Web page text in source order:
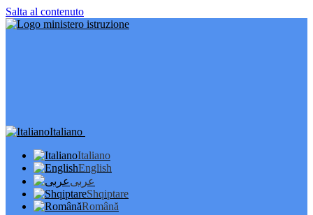
Salta al contenuto
Italiano
Italiano
English
عربى
Shqiptare
Română